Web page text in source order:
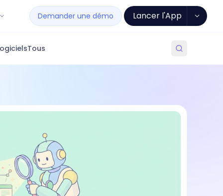
Demander une démo Lancer l'App
Tous